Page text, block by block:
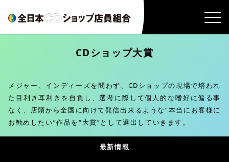
CDショップ大賞
メジャー、インディーズを問わず、CDショップの現場で培われ
た目利き耳利きを自負し、選考に際して個人的な嗜好に偏る事
なく、店頭から全国に向けて発信出来るような“本当にお客様に
お勧めしたい”作品を“大賞”として選出していきます。
最新情報